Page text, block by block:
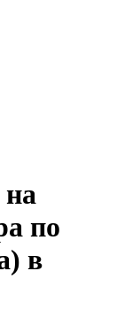
на
по
в